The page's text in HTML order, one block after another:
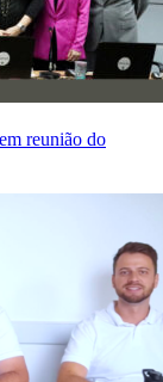
reunião do